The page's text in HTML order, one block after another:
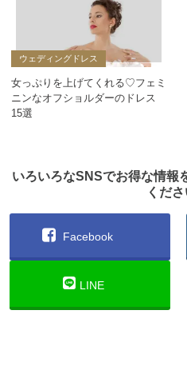
ウェディングドレス
女っぷりを上げてくれる♡フェミ
ニンなオフショルダーのドレス
15選
いろいろなSNSでお得な情報
くださ
Facebook
LINE